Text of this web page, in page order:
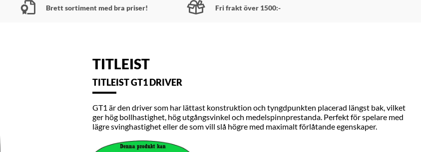
Brett sortiment med bra priser! Fri frakt över 1500:-
TITLEIST
TITLEIST GT1 DRIVER
GT1 är den driver som har lättast konstruktion och tyngdpunkten placerad längst bak, vilket
ger hög bollhastighet, hög utgångsvinkel och medelspinnprestanda. Perfekt för spelare med
lägre svinghastighet eller de som vill slå högre med maximalt förlåtande egenskaper.